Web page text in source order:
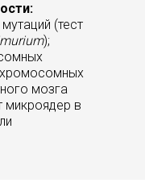
(тест
);
мозга
микроядер в